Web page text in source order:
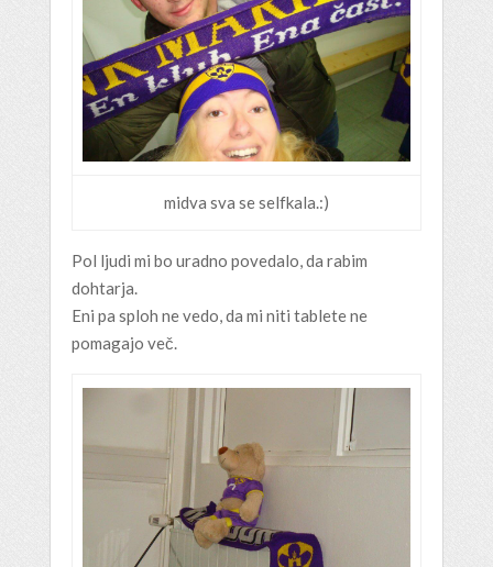
midva sva se selfkala.:)
Pol ljudi mi bo uradno povedalo, da rabim
dohtarja.
Eni pa sploh ne vedo, da mi niti tablete ne
pomagajo več.